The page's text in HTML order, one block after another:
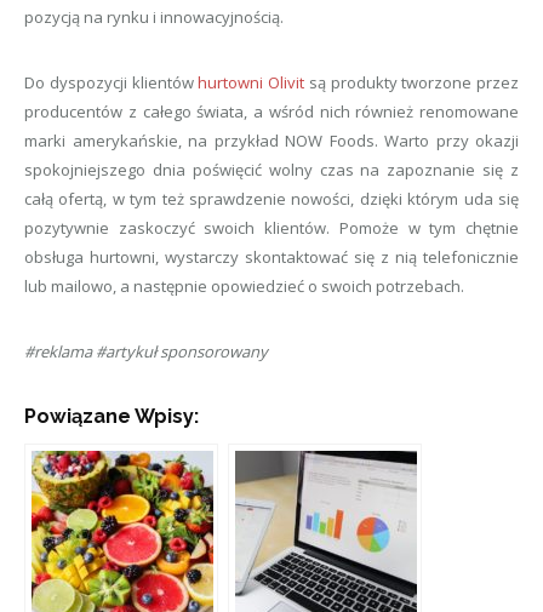
pozycją na rynku i innowacyjnością.
Do dyspozycji klientówhurtowni Olivit są produkty tworzone przez
producentów z całego świata, a wśród nich również renomowane
marki amerykańskie, na przykład NOW Foods. Warto przy okazji
spokojniejszego dnia poświęcić wolny czas na zapoznanie się z
całą ofertą, w tym też sprawdzenie nowości, dzięki którym uda się
pozytywnie zaskoczyć swoich klientów. Pomoże w tym chętnie
obsługa hurtowni, wystarczy skontaktować się z nią telefonicznie
lub mailowo, a następnie opowiedzieć o swoich potrzebach.
#reklama #artykuł sponsorowany
Powiązane Wpisy: